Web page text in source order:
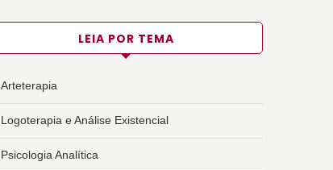
LEIA POR TEMA
Arteterapia
Logoterapia e Análise Existencial
Psicologia Analítica